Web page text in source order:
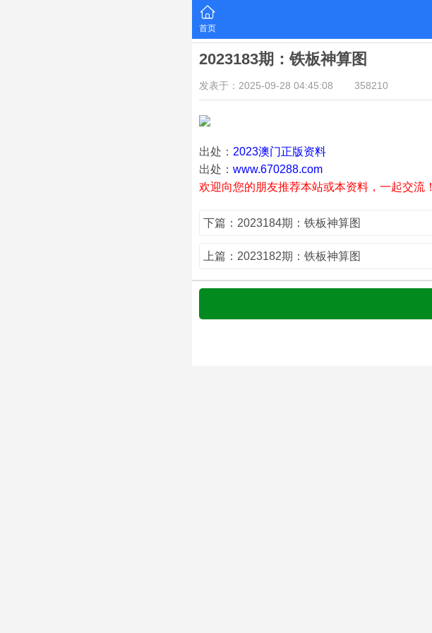
首页
2023183期：铁板神算图
发表于：2025-09-28 04:45:08 358210
出处： 2023澳门正版资料
出处： www.670288.com
欢迎向您的朋友推荐本站或本资料，一起交流！
下篇：2023184期：铁板神算图
上篇：2023182期：铁板神算图